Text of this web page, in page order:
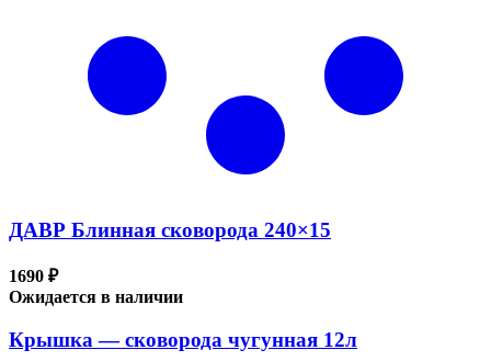
ДАВР Блинная сковорода 240×15
1690 ₽
Ожидается в наличии
Крышка — сковорода чугунная 12л